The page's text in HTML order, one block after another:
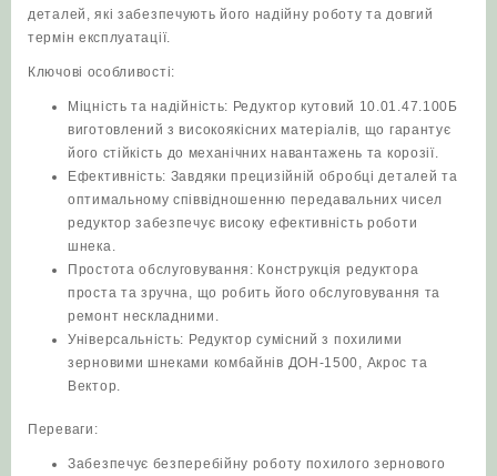
деталей, які забезпечують його надійну роботу та довгий
термін експлуатації.
Ключові особливості:
Міцність та надійність: Редуктор кутовий 10.01.47.100Б
виготовлений з високоякісних матеріалів, що гарантує
його стійкість до механічних навантажень та корозії.
Ефективність: Завдяки прецизійній обробці деталей та
оптимальному співвідношенню передавальних чисел
редуктор забезпечує високу ефективність роботи
шнека.
Простота обслуговування: Конструкція редуктора
проста та зручна, що робить його обслуговування та
ремонт нескладними.
Універсальність: Редуктор сумісний з похилими
зерновими шнеками комбайнів ДОН-1500, Акрос та
Вектор.
Переваги:
Забезпечує безперебійну роботу похилого зернового